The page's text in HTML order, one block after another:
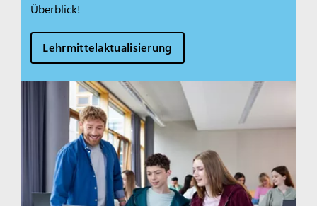
Überblick!
Lehrmittelaktualisierung